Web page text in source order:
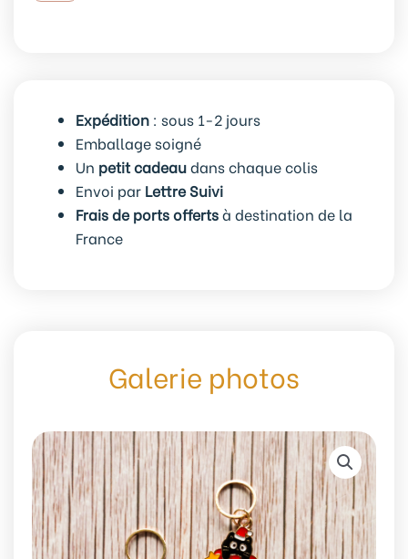
maille
CatsMas
Expédition : sous 1-2 jours
Emballage soigné
Un petit cadeaudans chaque colis
Envoi par Lettre Suivi
Frais de ports offertsà destination de la
France
Galerie photos